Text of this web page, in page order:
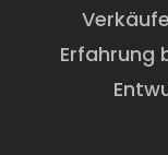
Erfahrung